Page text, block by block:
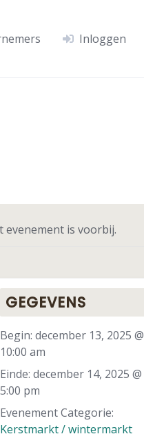
Inloggen
evenement is voorbij.
GEGEVENS
Begin: december 13, 2025 @
10:00 am
Einde: december 14, 2025 @
5:00 pm
Evenement Categorie:
Kerstmarkt / wintermarkt